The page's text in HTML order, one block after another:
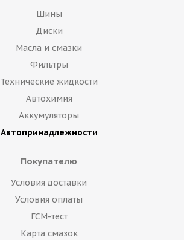
Шины
Диски
Масла и смазки
Фильтры
Технические жидкости
Автохимия
Аккумуляторы
Автопринадлежности
Покупателю
Условия доставки
Условия оплаты
ГСМ-тест
Карта смазок